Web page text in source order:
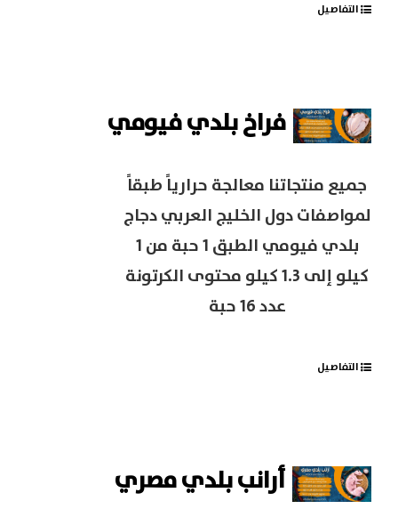
التفاصيل
فراخ بلدي فيومي
جميع منتجاتنا معالجة حرارياً طبقاً
لمواصفات دول الخليج العربي دجاج
بلدي فيومي الطبق 1 حبة من 1
كيلو إلى 1.3 كيلو محتوى الكرتونة
عدد 16 حبة
التفاصيل
أرانب بلدي مصري